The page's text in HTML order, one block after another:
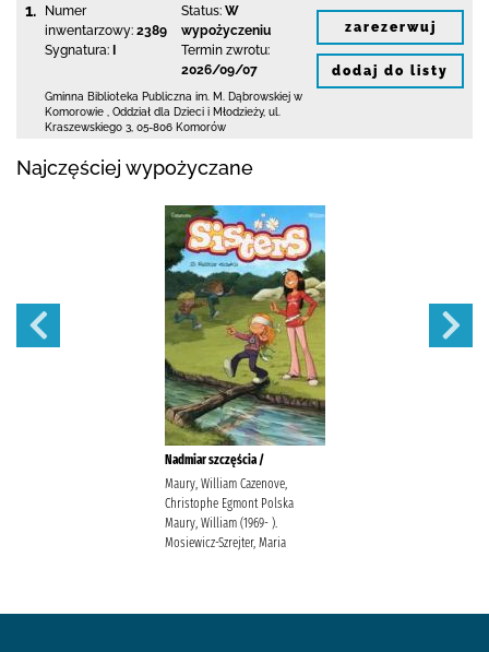
1.
Numer
inwentarzowy: 2389
Sygnatura:
Status: W
wypożyczeniu
Termin zwrotu:
2026/09/07
Gminna Biblioteka Publiczna im. M. Dąbrowskiej w
Komorowie
Oddział dla Dzieci i Młodzieży, ul.
Kraszewskiego 3 05-806 Komorów
zarezerwuj
dodaj do listy
Najczęściej wypożyczane
Nadmiar szczęścia /
Maury, William Cazenove,
Christophe Egmont Polska
Maury, William (1969- ).
Mosiewicz-Szrejter, Maria